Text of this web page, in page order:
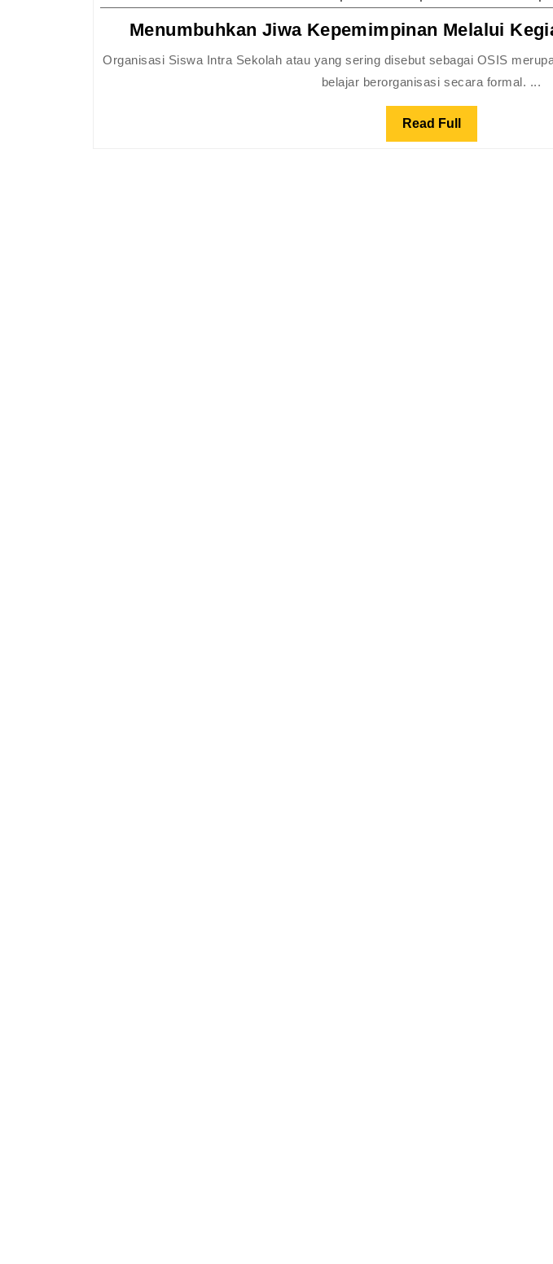
Menumbuhkan Jiwa Kepemimpinan Melalui
Organisasi Siswa Intra Sekolah atau yang sering disebut sebagai OSIS merupakan wadah utama bagi pelajar untuk
belajar berorganisasi secara formal. ...
Read Full Read
Full